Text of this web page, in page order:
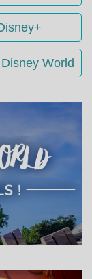
World